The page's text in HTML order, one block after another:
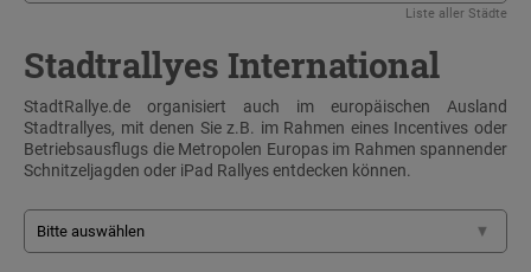
Liste aller Städte
Stadtrallyes International
StadtRallye.de organisiert auch im europäischen Ausland
Stadtrallyes, mit denen Sie z.B. im Rahmen eines Incentives oder
Betriebsausflugs die Metropolen Europas im Rahmen spannender
Schnitzeljagden oder iPad Rallyes entdecken können.